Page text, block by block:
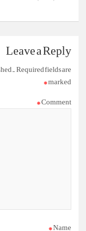
Leave a Reply
Required fields are
marked
*
Comment
*
Name
*